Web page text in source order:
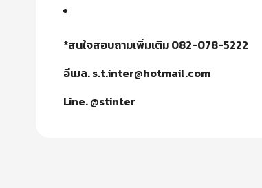
*สนใจสอบถามเพิ่มเติม 082-078-5222
อีเมล. s.t.inter@hotmail.com
Line. @stinter